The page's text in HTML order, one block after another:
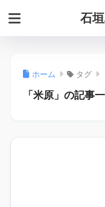
石
ホーム タグ
「米原」の記事